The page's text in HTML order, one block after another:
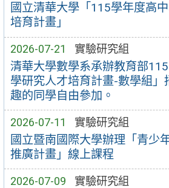
國立清華大學「115學年度高
培育計畫」
2026-07-21 實驗研究組
清華大學數學系承辦教育部
學研究人才培育計畫-數學組」
趣的同學自由參加。
2026-07-11 實驗研究組
國立暨南國際大學辦理「青少
推廣計畫」線上課程
2026-07-09 實驗研究組